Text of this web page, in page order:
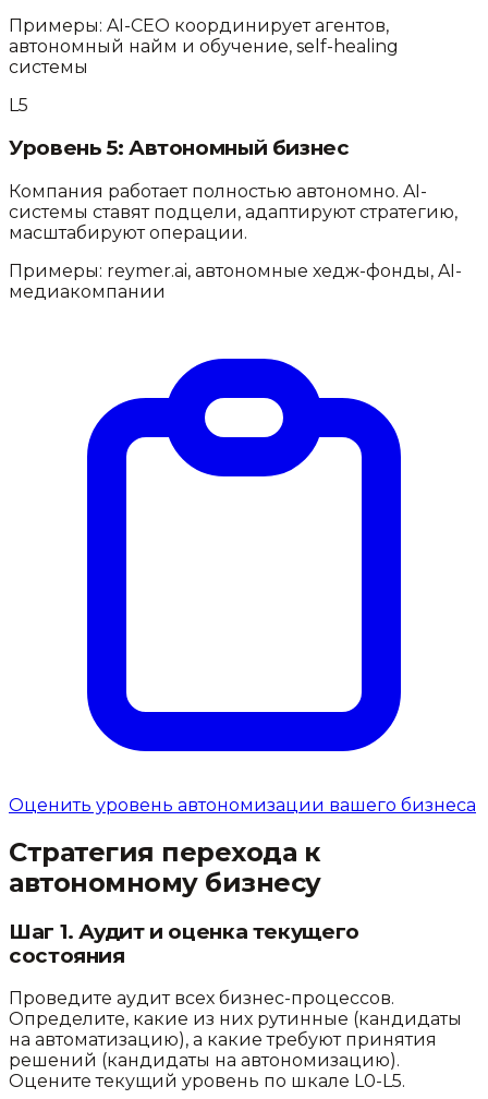
Примеры: AI-CEO координирует агентов,
автономный найм и обучение, self-healing
системы
L5
Уровень5: Автономный бизнес
Компания работает полностью автономно. AI-
системы ставят подцели, адаптируют стратегию,
масштабируют операции.
Примеры: reymer.ai, автономные хедж-фонды, AI-
медиакомпании
Оценить уровень автономизации вашего бизнеса
Стратегия перехода к
автономному бизнесу
Шаг 1. Аудит и оценка текущего
состояния
Проведите аудит всех бизнес-процессов.
Определите, какие из них рутинные (кандидаты
на автоматизацию), а какие требуют принятия
решений (кандидаты на автономизацию).
Оцените текущий уровень по шкале L0-L5.